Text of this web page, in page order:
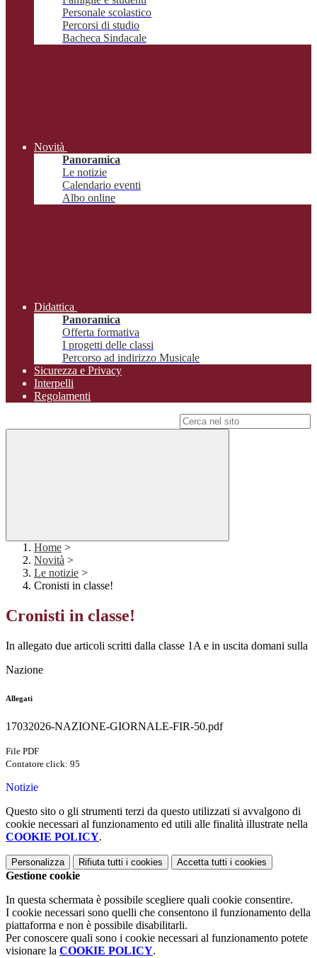
Personale scolastico
Percorsi di studio
Bacheca Sindacale
Novità
Panoramica
Le notizie
Calendario eventi
Albo online
Didattica
Panoramica
Offerta formativa
I progetti delle classi
Percorso ad indirizzo Musicale
Sicurezza e Privacy
Interpelli
Regolamenti
Home >
Novità >
Le notizie >
Cronisti in classe!
Cronisti in classe!
In allegato due articoli scritti dalla classe 1A e in uscita domani sulla
Nazione
Allegati
17032026-NAZIONE-GIORNALE-FIR-50.pdf
File PDF
Contatore click: 95
Notizie
Questo sito o gli strumenti terzi da questo utilizzati si avvalgono di
cookie necessari al funzionamento ed utili alle finalità illustrate nella
COOKIE POLICY.
Personalizza Rifiuta tutti i cookies Accetta tutti i cookies
Gestione cookie
In questa schermata è possibile scegliere quali cookie consentire.
I cookie necessari sono quelli che consentono il funzionamento della
piattaforma e non è possibile disabilitarli.
Per conoscere quali sono i cookie necessari al funzionamento potete
visionare la COOKIE POLICY.